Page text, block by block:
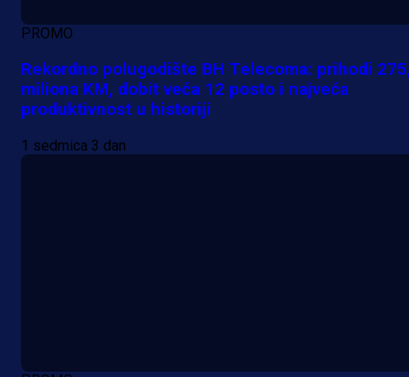
PROMO
Rekordno polugodište BH Telecoma: prihodi
miliona KM, dobit veća 12 posto i najveća
produktivnost u historiji
1 sedmica 3 dan